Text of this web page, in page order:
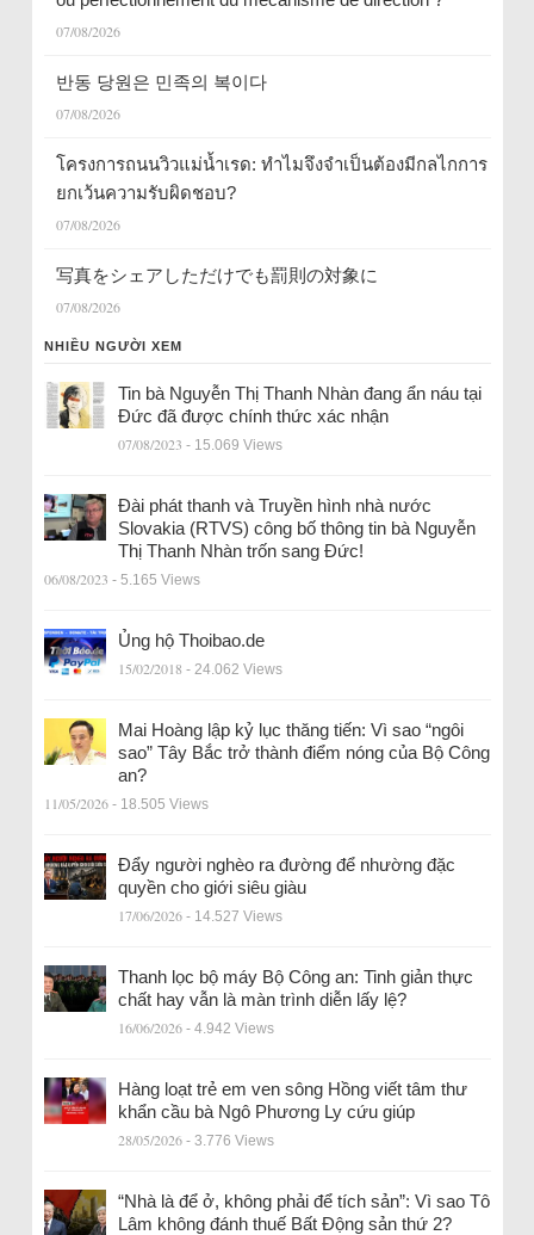
07/08/2026
반동 당원은 민족의 복이다
07/08/2026
โครงการถนนวิวแม่น้ำเรด: ทำไมจึงจำเป็นต้องมีกลไกการ
ยกเว้นความรับผิดชอบ?
07/08/2026
写真をシェアしただけでも罰則の対象に
07/08/2026
NHIỀU NGƯỜI XEM
Tin bà Nguyễn Thị Thanh Nhàn đang ẩn náu tại
Đức đã được chính thức xác nhận
07/08/2023 - 15.069 Views
Đài phát thanh và Truyền hình nhà nước
Slovakia (RTVS) công bố thông tin bà Nguyễn
Thị Thanh Nhàn trốn sang Đức!
06/08/2023 - 5.165 Views
Ủng hộ Thoibao.de
15/02/2018 - 24.062 Views
Mai Hoàng lập kỷ lục thăng tiến: Vì sao “ngôi
sao” Tây Bắc trở thành điểm nóng của Bộ Công
an?
11/05/2026 - 18.505 Views
Đẩy người nghèo ra đường để nhường đặc
quyền cho giới siêu giàu
17/06/2026 - 14.527 Views
Thanh lọc bộ máy Bộ Công an: Tinh giản thực
chất hay vẫn là màn trình diễn lấy lệ?
16/06/2026 - 4.942 Views
Hàng loạt trẻ em ven sông Hồng viết tâm thư
khẩn cầu bà Ngô Phương Ly cứu giúp
28/05/2026 - 3.776 Views
“Nhà là để ở, không phải để tích sản”: Vì sao Tô
Lâm không đánh thuế Bất Động sản thứ 2?